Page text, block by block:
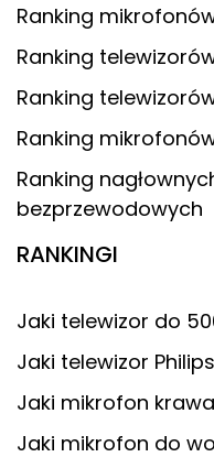
Ranking
Ranking
Ranking
Ranking
Ranking
bezprzewodowych
RANKINGI
Jaki telewizor do
Jaki telewizor
Jaki mikrofon
Jaki mikrofon do